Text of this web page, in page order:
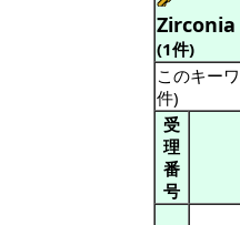
(1件)
このキー
件)
受
理
番
号